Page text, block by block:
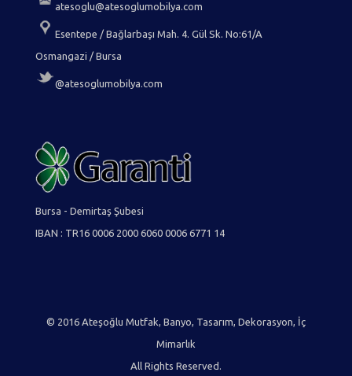
atesoglu@atesoglumobilya.com
Esentepe / Bağlarbaşı Mah. 4. Gül Sk. No:61/A
Osmangazi / Bursa
@atesoglumobilya.com
Bursa - Demirtaş Şubesi
IBAN : TR16 0006 2000 6060 0006 6771 14
© 2016 Ateşoğlu Mutfak, Banyo, Tasarım, Dekorasyon, İç
Mimarlık
All Rights Reserved.